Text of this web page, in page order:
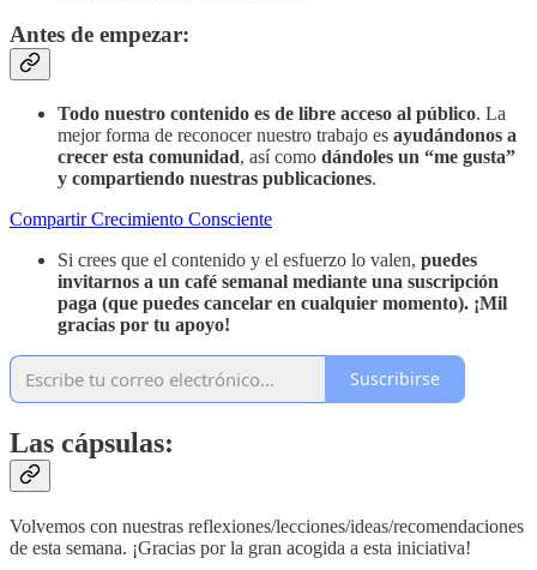
Antes de empezar:
Todo nuestro contenido es de libre acceso al público. La
mejor forma de reconocer nuestro trabajo es ayudándonos a
crecer esta comunidad, así como dándoles un “me gusta”
y compartiendo nuestras publicaciones.
Compartir Crecimiento Consciente
Si crees que el contenido y el esfuerzo lo valen, puedes
invitarnos a un café semanal mediante una suscripción
paga (que puedes cancelar en cualquier momento). ¡Mil
gracias por tu apoyo!
Suscribirse
Las cápsulas:
Volvemos con nuestras reflexiones/lecciones/ideas/recomendaciones
de esta semana. ¡Gracias por la gran acogida a esta iniciativa!